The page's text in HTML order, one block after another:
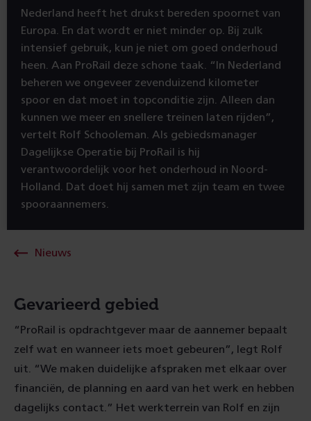
Nederland heeft het drukst bereden spoornet van
Europa. En dat wordt er niet minder op. Bij zulk
intensief gebruik, kun je niet om goed onderhoud
heen. Aan ProRail deze schone taak. “In Nederland
beheren we ongeveer zevenduizend kilometer
spoor en dat moet in topconditie zijn. Alleen dan
kunnen we meer en snellere treinen laten rijden”,
vertelt Rolf Schooleman. Als gebiedsmanager
Dagelijkse Operatie bij ProRail is hij
verantwoordelijk voor het onderhoud in Noord-
Holland. Dat doet hij samen met zijn team en twee
spooraannemers.
Nieuws
Gevarieerd gebied
“ProRail is opdrachtgever maar de aannemer bepaalt
zelf wat en wanneer iets moet gebeuren”, legt Rolf
uit. “We maken duidelijke afspraken met elkaar over
financiën, de planning en aard van het werk en hebben
dagelijks contact.” Het werkterrein van Rolf en zijn